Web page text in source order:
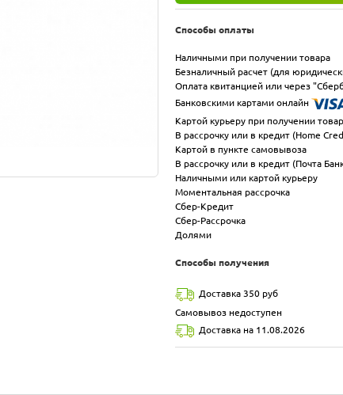
Способы оплаты
Наличными при получении товара
Безналичный расчет (для
Оплата квитанцией или через
Банковскими картами онлайн
Картой курьеру при получении
В рассрочку или в кредит (Home
Картой в пункте самовывоза
В рассрочку или в кредит (Почта
Наличными или картой курьеру
Моментальная рассрочка
Сбер-Кредит
Сбер-Рассрочка
Долями
Способы получения
Доставка 350 руб
Самовывоз недоступен
Доставка на 11.08.2026